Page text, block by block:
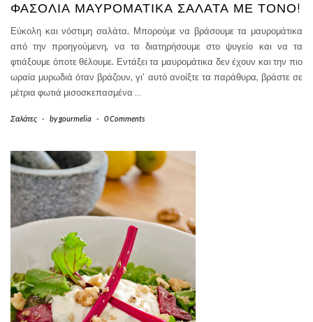
ΦΑΣΌΛΙΑ ΜΑΥΡΟΜΆΤΙΚΑ ΣΑΛΆΤΑ ΜΕ ΤΌΝΟ!
Εύκολη και νόστιμη σαλάτα. Μπορούμε να βράσουμε τα μαυρομάτικα
από την προηγούμενη, να τα διατηρήσουμε στο ψυγείο και να τα
φτιάξουμε όποτε θέλουμε. Εντάξει τα μαυρομάτικα δεν έχουν και την πιο
ωραία μυρωδιά όταν βράζουν, γι’ αυτό ανοίξτε τα παράθυρα, βράστε σε
μέτρια φωτιά μισοσκεπασμένα …
Σαλάτες - bygourmelia - 0 Comments